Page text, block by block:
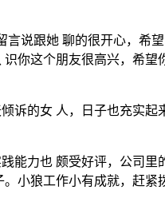
说跟她 聊的很开心，希
你这个朋友很高兴，希
诉的女 人，日子也充实
能力也 颇受好评，公司
小狼工作小有成就，赶